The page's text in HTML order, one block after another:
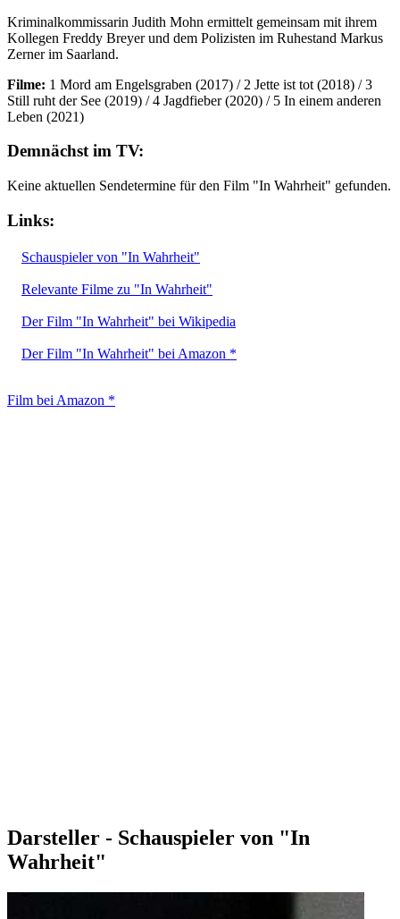
Kriminalkommissarin Judith Mohn ermittelt gemeinsam mit ihrem
Kollegen Freddy Breyer und dem Polizisten im Ruhestand Markus
Zerner im Saarland.
Filme: 1 Mord am Engelsgraben (2017) / 2 Jette ist tot (2018) / 3
Still ruht der See (2019) / 4 Jagdfieber (2020) / 5 In einem anderen
Leben (2021)
Demnächst im TV:
Keine aktuellen Sendetermine für den Film "In Wahrheit" gefunden.
Links:
Schauspieler von "In Wahrheit"
Relevante Filme zu "In Wahrheit"
Der Film "In Wahrheit" bei Wikipedia
Der Film "In Wahrheit" bei Amazon *
Film bei Amazon *
Darsteller - Schauspieler von "In
Wahrheit"